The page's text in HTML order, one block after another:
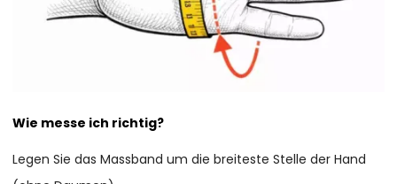
Wie messe ich richtig?
Legen Sie das Massband um die breiteste Stelle der Hand